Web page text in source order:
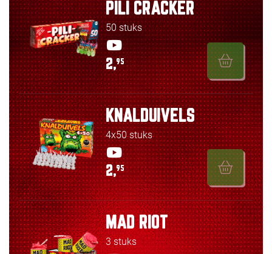
PILI CRACKER
50 stuks
2,95
KNALDUIVELS
4x50 stuks
2,95
MAD RIOT
3 stuks